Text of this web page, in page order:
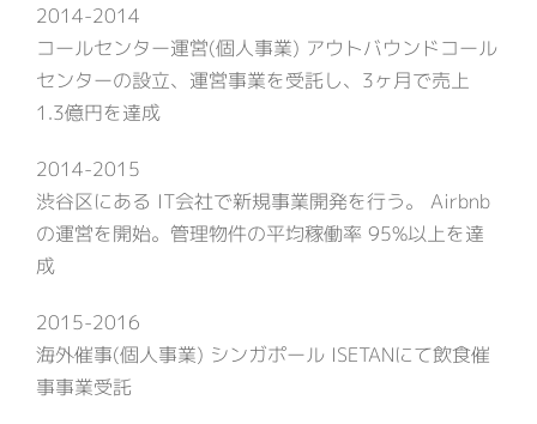
2014-2014
コールセンター運営(個人事業) アウトバウンドコール
センターの設立、運営事業を受託し、3ヶ月で売上
1.3億円を達成
2014-2015
渋谷区にある IT会社で新規事業開発を行う。 Airbnb
の運営を開始。管理物件の平均稼働率 95%以上を達
成
2015-2016
海外催事(個人事業) シンガポール ISETANにて飲食催
事事業受託